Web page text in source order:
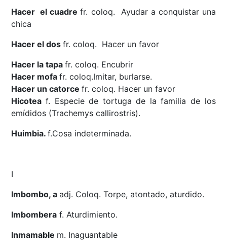
Hacer el cuadrefr. coloq. Ayudar a conquistar una
chica
Hacer el dosfr. coloq. Hacer un favor
Hacer la tapafr. coloq. Encubrir
Hacer mofafr. coloq.Imitar, burlarse.
Hacer un catorcefr. coloq. Hacer un favor
Hicotea f. Especie de tortuga de la familia de los
emídidos (Trachemys callirostris).
Huimbia.f.Cosa indeterminada.
I
Imbombo, aadj. Coloq. Torpe, atontado, aturdido.
Imbombera f. Aturdimiento.
Inmamable m. Inaguantable